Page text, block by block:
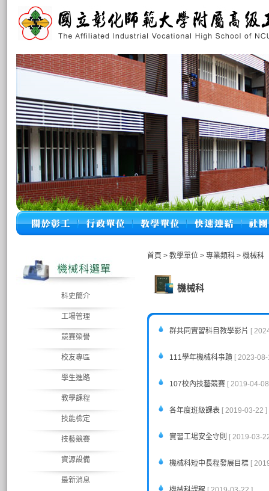
科史簡介
工場管理
競賽榮譽
校友專區
學生進路
教學課程
技能檢定
技藝競賽
資源設備
最新消息
首頁 > 教學單位 > 專業類科 > 機械科
機械科
群共同實習科目教學影片 [
111學年機械科事蹟 [ 2023-
107校內技藝競賽 [ 2019-04-
各年度班級課表 [ 2019-03-22 ]
實習工場安全守則 [ 2019-03-
機械科短中長程發展目標 [